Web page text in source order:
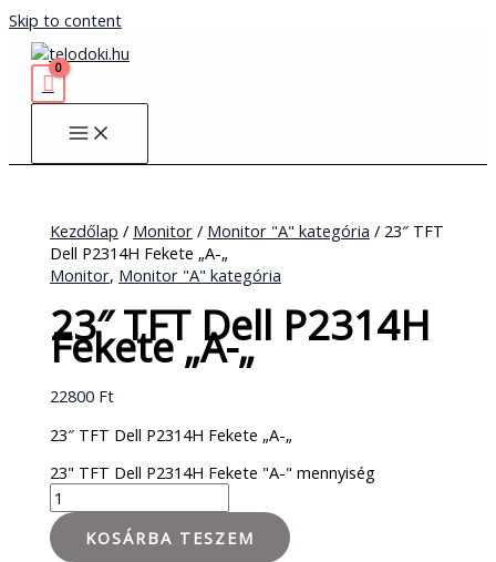
Skip to content
Kezdőlap / Monitor / Monitor "A" kategória / 23″ TFT
Dell P2314H Fekete „A-„
Monitor, Monitor "A" kategória
23″ TFT Dell P2314H
Fekete „A-„
22800 Ft
23″ TFT Dell P2314H Fekete „A-„
23" TFT Dell P2314H Fekete "A-" mennyiség
KOSÁRBA TESZEM